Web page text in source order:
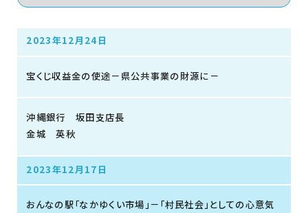
2023年12月24日
宝くじ収益金の使途－県公共事業の財源に－
沖縄銀行 坂田支店長
金城 英秋
2023年12月17日
おんなの駅「なかゆくい市場」－「村民社会」としての心意気